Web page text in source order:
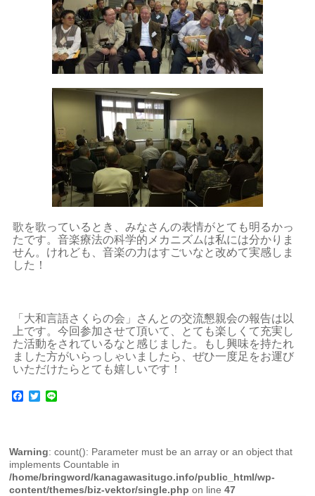
歌を歌っているとき、みなさんの表情がとても明るかっ
たです。音楽療法の科学的メカニズムは私には分かりま
せん。けれども、音楽の力はすごいなと改めて実感しま
した！
「大和言語さくらの会」さんとの交流懇親会の報告は以
上です。今回参加させて頂いて、とても楽しくて充実し
た活動をされているなと感じました。もし興味を持たれ
ました方がいらっしゃいましたら、ぜひ一度足をお運び
いただけたらとても嬉しいです！
Facebook
Twitter
Warning: count(): Parameter must be an array or an object that
implements Countable in
/home/bringword/kanagawasitugo.info/public_html/wp-
content/themes/biz-vektor/single.php on line47